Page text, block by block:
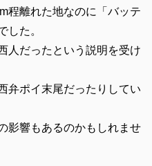
程離れた地なのに「バッテ
した。
人だったという説明を受け
弁ポイ末尾だったりしてい
影響もあるのかもしれませ